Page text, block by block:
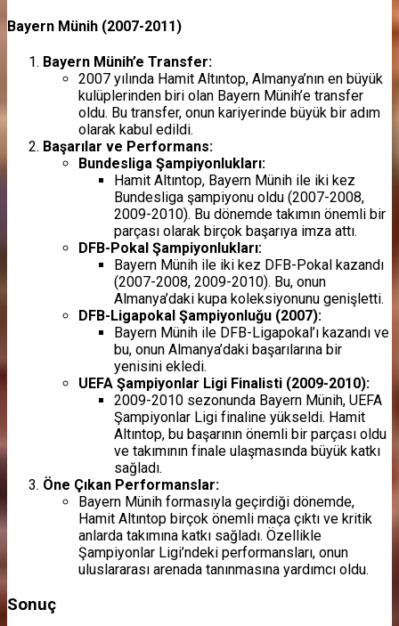
Bayern Münih (2007-2011)
Bayern Münih’e Transfer:
2007 yılında Hamit Altıntop, Almanya’nın en büyük
kulüplerinden biri olan Bayern Münih’e transfer
oldu. Bu transfer, onun kariyerinde büyük bir adım
olarak kabul edildi.
Başarılar ve Performans:
Bundesliga Şampiyonlukları:
Hamit Altıntop, Bayern Münih ile iki kez
Bundesliga şampiyonu oldu (2007-2008,
2009-2010). Bu dönemde takımın önemli bir
parçası olarak birçok başarıya imza attı.
DFB-Pokal Şampiyonlukları:
Bayern Münih ile iki kez DFB-Pokal kazandı
(2007-2008, 2009-2010). Bu, onun
Almanya’daki kupa koleksiyonunu genişletti.
DFB-Ligapokal Şampiyonluğu (2007):
Bayern Münih ile DFB-Ligapokal’ı kazandı ve
bu, onun Almanya’daki başarılarına bir
yenisini ekledi.
UEFA Şampiyonlar Ligi Finalisti (2009-2010):
2009-2010 sezonunda Bayern Münih, UEFA
Şampiyonlar Ligi finaline yükseldi. Hamit
Altıntop, bu başarının önemli bir parçası oldu
ve takımının finale ulaşmasında büyük katkı
sağladı.
Öne Çıkan Performanslar:
Bayern Münih formasıyla geçirdiği dönemde,
Hamit Altıntop birçok önemli maça çıktı ve kritik
anlarda takımına katkı sağladı. Özellikle
Şampiyonlar Ligi’ndeki performansları, onun
uluslararası arenada tanınmasına yardımcı oldu.
Sonuç